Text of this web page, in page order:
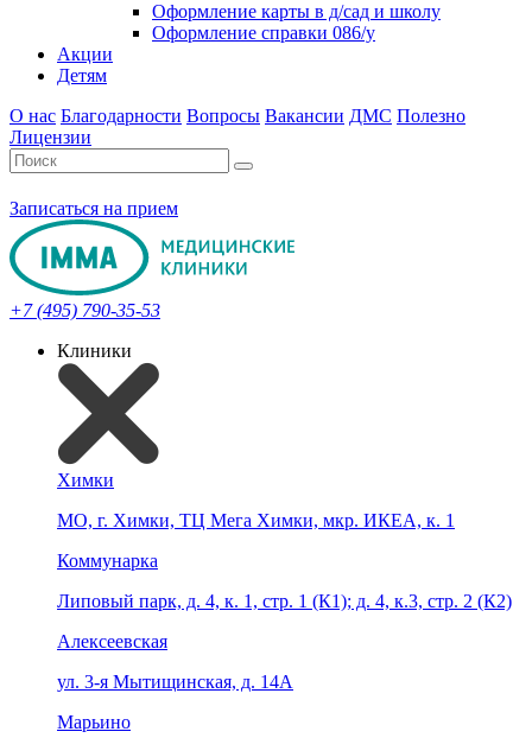
Оформление карты в д/сад и школу
Оформление справки 086/у
Акции
Детям
О нас Благодарности Вопросы Вакансии ДМС Полезно
Лицензии
Записаться на прием
+7 (495) 790-35-53
Клиники
Химки
МО, г. Химки, ТЦ Мега Химки, мкр. ИКЕА, к. 1
Коммунарка
Липовый парк, д. 4, к. 1, стр. 1 (К1); д. 4, к.3, стр. 2 (К2)
Алексеевская
ул. 3-я Мытищинская, д. 14А
Марьино